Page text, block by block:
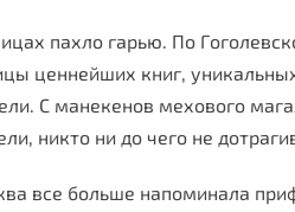
пахло гарью. По
ценнейших книг,
С манекенов мехового
никто ни до чего не
все больше напоминала